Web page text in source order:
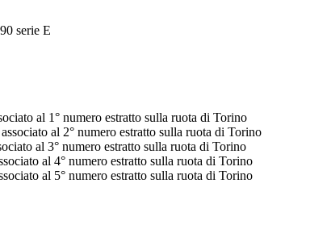
serie E
al 1° numero estratto sulla ruota di Torino
al 2° numero estratto sulla ruota di Torino
al 3° numero estratto sulla ruota di Torino
al 4° numero estratto sulla ruota di Torino
al 5° numero estratto sulla ruota di Torino